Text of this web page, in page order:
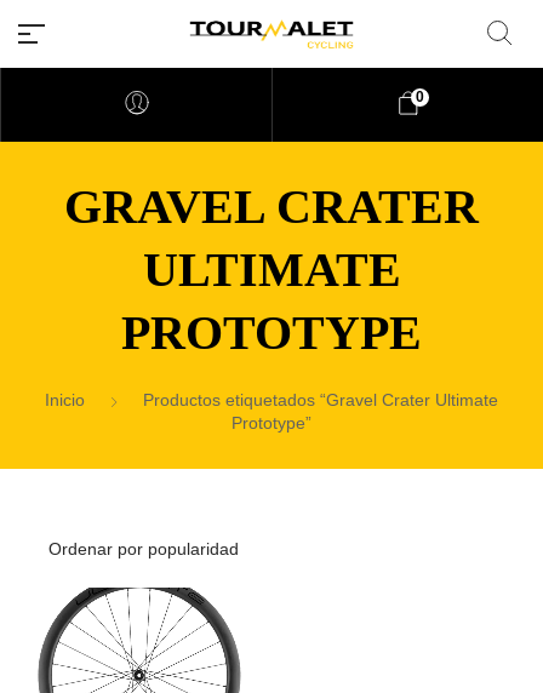
0
GRAVEL CRATER
ULTIMATE
PROTOTYPE
Inicio
Productos etiquetados “Gravel Crater Ultimate
Prototype”